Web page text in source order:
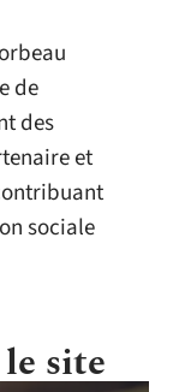
de
des
et
sociale
site